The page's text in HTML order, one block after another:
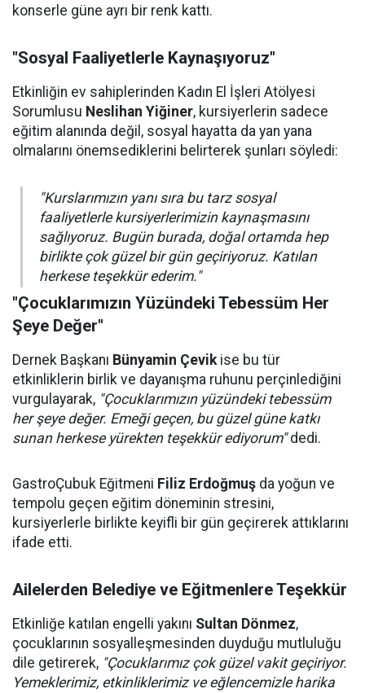
konserle güne ayrı bir renk kattı.
"Sosyal Faaliyetlerle Kaynaşıyoruz"
Etkinliğin ev sahiplerinden Kadın El İşleri Atölyesi
Sorumlusu Neslihan Yiğiner, kursiyerlerin sadece
eğitim alanında değil, sosyal hayatta da yan yana
olmalarını önemsediklerini belirterek şunları söyledi:
"Kurslarımızın yanı sıra bu tarz sosyal
faaliyetlerle kursiyerlerimizin kaynaşmasını
sağlıyoruz. Bugün burada, doğal ortamda hep
birlikte çok güzel bir gün geçiriyoruz. Katılan
herkese teşekkür ederim."
"Çocuklarımızın Yüzündeki Tebessüm Her
Şeye Değer"
Dernek Başkanı Bünyamin Çevikise bu tür
etkinliklerin birlik ve dayanışma ruhunu perçinlediğini
vurgulayarak, "Çocuklarımızın yüzündeki tebessüm
her şeye değer. Emeği geçen, bu güzel güne katkı
sunan herkese yürekten teşekkür ediyorum"dedi.
GastroÇubuk Eğitmeni Filiz Erdoğmuş da yoğun ve
tempolu geçen eğitim döneminin stresini,
kursiyerlerle birlikte keyifli bir gün geçirerek attıklarını
ifade etti.
Ailelerden Belediye ve Eğitmenlere Teşekkür
Etkinliğe katılan engelli yakını Sultan Dönmez,
çocuklarının sosyalleşmesinden duyduğu mutluluğu
dile getirerek, "Çocuklarımız çok güzel vakit geçiriyor.
Yemeklerimiz, etkinliklerimiz ve eğlencemizle harika